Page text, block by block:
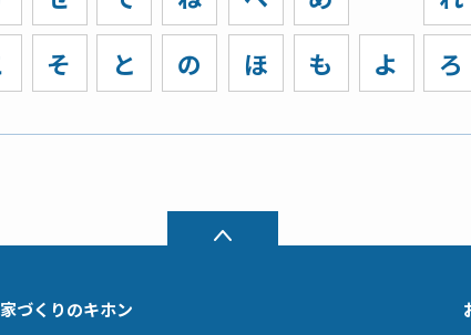
そ
と
の
ほ
も
よ
ろ
家づくりのキホン